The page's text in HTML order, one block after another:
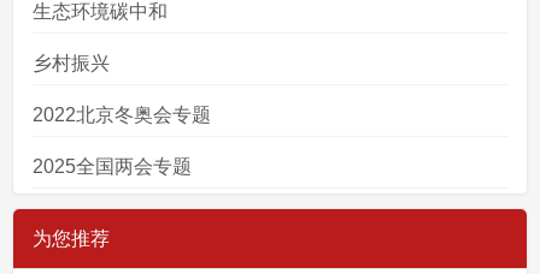
生态环境碳中和
乡村振兴
2022北京冬奥会专题
2025全国两会专题
为您推荐